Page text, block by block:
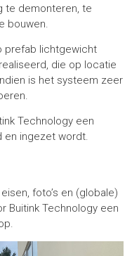
te demonteren, te
bouwen.
prefab lichtgewicht
die op locatie
is het systeem zeer
Technology een
ingezet wordt.
foto’s en (globale)
Buitink Technology een